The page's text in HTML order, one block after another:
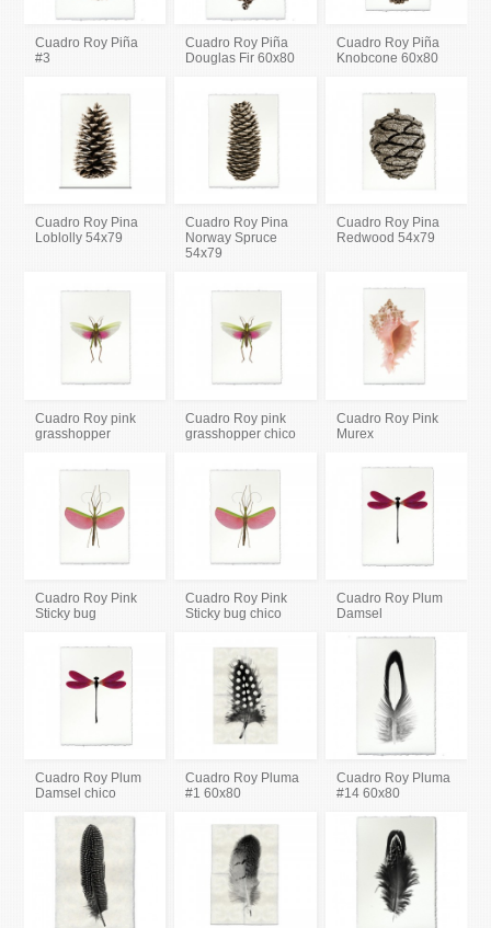
Cuadro Roy Piña
#3
Cuadro Roy Piña
Douglas Fir 60x80
Cuadro Roy Piña
Knobcone 60x80
Cuadro Roy Pina
Loblolly 54x79
Cuadro Roy Pina
Norway Spruce
54x79
Cuadro Roy Pina
Redwood 54x79
Cuadro Roy pink
grasshopper
Cuadro Roy pink
grasshopper chico
Cuadro Roy Pink
Murex
Cuadro Roy Pink
Sticky bug
Cuadro Roy Pink
Sticky bug chico
Cuadro Roy Plum
Damsel
Cuadro Roy Plum
Damsel chico
Cuadro Roy Pluma
#1 60x80
Cuadro Roy Pluma
#14 60x80